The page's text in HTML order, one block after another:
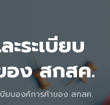
ระเบียบ
อง สกสค.
บียบองค์การค้าของ สกสค.